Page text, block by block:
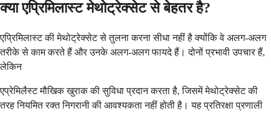
क्या एप्रिमिलास्ट मेथोट्रेक्सेट से बेहतर है?
एप्रिमिलास्ट की मेथोट्रेक्सेट से तुलना करना सीधा नहीं है क्योंकि वे अलग-अलग
तरीके से काम करते हैं और उनके अलग-अलग फायदे हैं। दोनों प्रभावी उपचार हैं,
लेकिन
एप्रेमिलैस्ट मौखिक खुराक की सुविधा प्रदान करता है, जिसमें मेथोट्रेक्सेट की
तरह नियमित रक्त निगरानी की आवश्यकता नहीं होती है। यह प्रतिरक्षा प्रणाली